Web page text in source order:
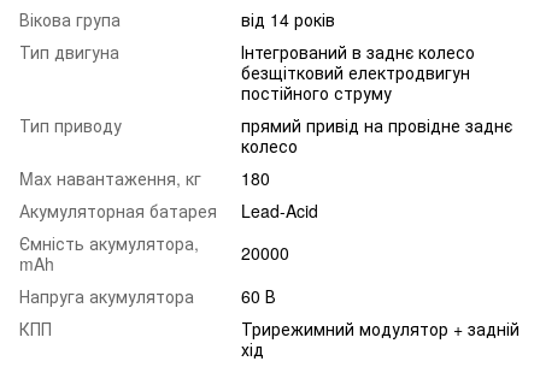
Вікова група
від 14 років
Тип двигуна
Інтегрований в заднє колесо
безщітковий електродвигун
постійного струму
Тип приводу
прямий привід на провідне заднє
колесо
Mаx навантаження, кг
180
Акумуляторная батарея
Lead-Acid
Ємність акумулятора,
mAh
20000
Напруга акумулятора
60 В
КПП
Трирежимний модулятор + задній
хід